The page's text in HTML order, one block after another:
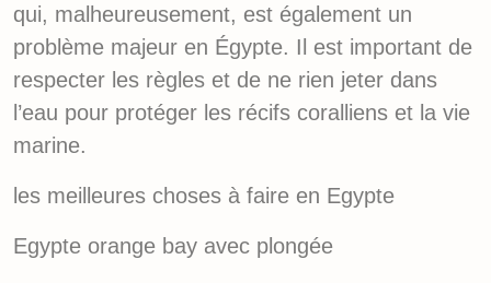
qui, malheureusement, est également un
problème majeur en Égypte. Il est important de
respecter les règles et de ne rien jeter dans
l’eau pour protéger les récifs coralliens et la vie
marine.
les meilleures choses à faire en Egypte
Egypte orange bay avec plongée